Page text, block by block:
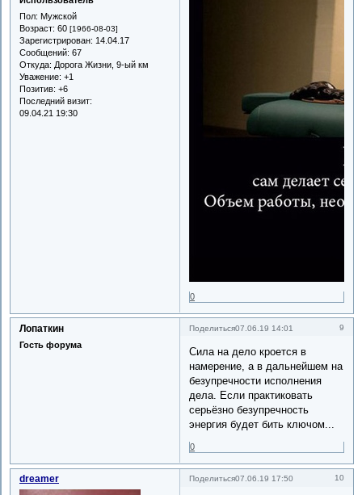
Пол: Мужской
Возраст: 60 [1966-08-03]
Зарегистрирован: 14.04.17
Сообщений: 67
Откуда: Дорога Жизни, 9-ый км
Уважение: +1
Позитив: +6
Последний визит:
09.04.21 19:30
0
Поделиться 9
07.06.19 14:01
Лопаткин
Гость форума
Сила на дело кроется в
намерение, а в дальнейшем на
безупречности исполнения
дела. Если практиковать
серьёзно безупречность
энергия будет бить ключом...
0
Поделиться 10
07.06.19 17:50
dreamer